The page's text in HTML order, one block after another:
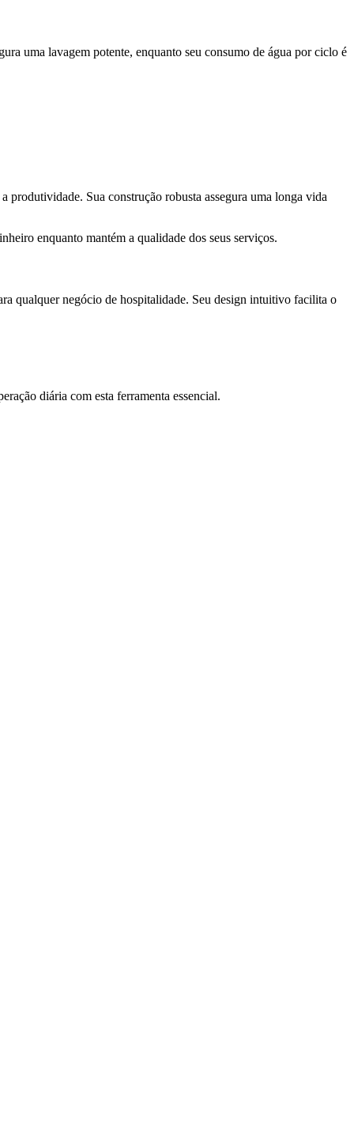
uma lavagem potente, enquanto seu consumo de água por ciclo é
Sua construção robusta assegura uma longa vida
enquanto mantém a qualidade dos seus serviços.
qualquer negócio de hospitalidade. Seu design intuitivo facilita o
diária com esta ferramenta essencial.